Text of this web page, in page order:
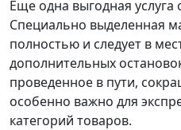
Еще одна выгодная
Специально выделенная
полностью и следует в
дополнительных
проведенное в пути,
особенно важно для
категорий товаров.